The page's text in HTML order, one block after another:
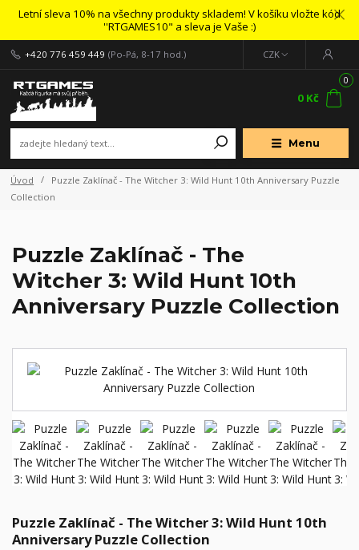
Letní sleva 10% na všechny produkty skladem! V košíku vložte kód
''RTGAMES10" a sleva je Vaše :)
Menu
CZK
+420 776 459 449 (Po-Pá, 8-17 hod.)
0
0 Kč
Úvod
Puzzle Zaklínač - The Witcher 3: Wild Hunt 10th Anniversary Puzzle
Collection
Puzzle Zaklínač - The
Witcher 3: Wild Hunt 10th
Anniversary Puzzle Collection
Puzzle Zaklínač - The Witcher 3: Wild Hunt 10th
Anniversary Puzzle Collection